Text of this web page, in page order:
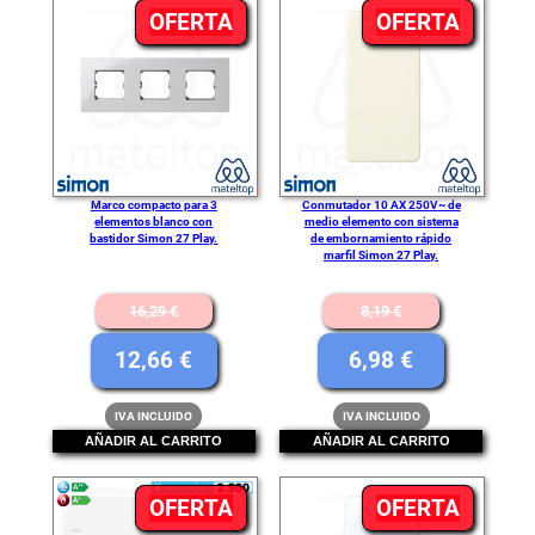
5,97 €.
3,98 €.
OFERTAPRODUCTO
EN
Marco compacto para 3
elementos blanco con
bastidor Simon 27 Play.
16,29€
El
precio
original
era:
16,29 €.
12,66€
El
precio
actual
es:
12,66 €.
IVA INCLUIDO
AÑADIR AL CARRITO
OFERTA
EN
Conmutador 10 AX 250V~ de
medio elemento con sistema
de embornamiento rápido
marfil Simon 27 Play.
8,19€
El
precio
original
era:
8,19 €.
6,98€
El
precio
actual
es:
6,98 €.
IVA INCLUIDO
AÑADIR AL CARRITO
OFERTAPRODUCTO
OFERTA